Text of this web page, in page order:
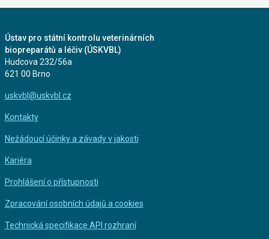
Ústav pro státní kontrolu veterinárních
biopreparátů a léčiv (ÚSKVBL)
Hudcova 232/56a
621 00 Brno
uskvbl@uskvbl.cz
Kontakty
Nežádoucí účinky a závady v jakosti
Kariéra
Prohlášení o přístupnosti
Zpracování osobních údajů a cookies
Technická specifikace API rozhraní